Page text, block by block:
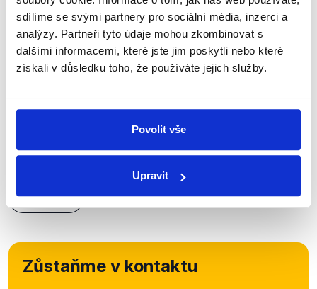
sdílíme se svými partnery pro sociální média, inzerci a
analýzy. Partneři tyto údaje mohou zkombinovat s
dalšími informacemi, které jste jim poskytli nebo které
získali v důsledku toho, že používáte jejich služby.
Povolit vše
Upravit
OVĚŘENO
Nemocné zdravotnictví?
1. května 2016
Téma duelu bývalého a současného ministra
zdravotnictví v nedělních Otázkách Václava
Moravce bylo předem jasné - hovořilo se o stavu
Číst dál
Zůstaňme v kontaktu